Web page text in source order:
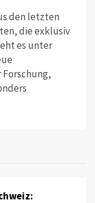
den letzten
die exklusiv
es unter